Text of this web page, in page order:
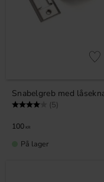
Snabelgreb med
Vurdering: (5)
100 KR
På lager